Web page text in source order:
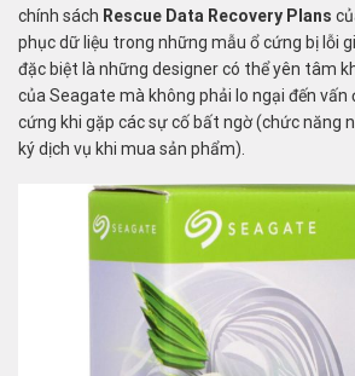
chính sách Rescue Data Recovery Plans
phục dữ liệu trong những mẫu ổ cứng bị lỗi
đặc biệt là những designer có thể yên tâm
của Seagate mà không phải lo ngại đến
cứng khi gặp các sự cố bất ngờ (chức năng
ký dịch vụ khi mua sản phẩm).